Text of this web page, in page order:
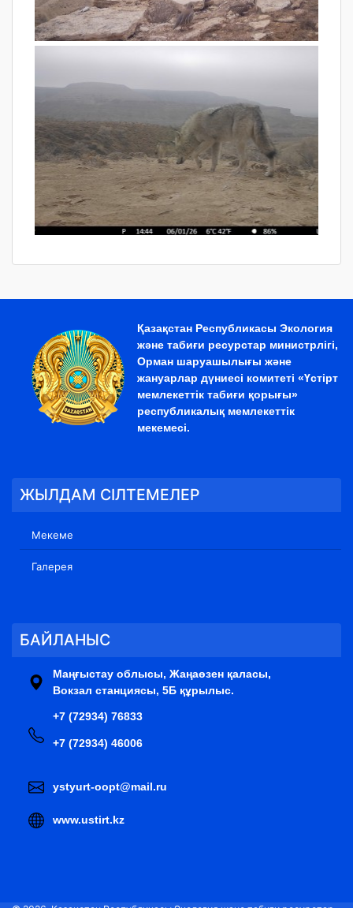
Қазақстан Республикасы Экология
және табиғи ресурстар министрлігі,
Орман шаруашылығы және
жануарлар дүниесі комитеті «Үстірт
мемлекеттік табиғи қорығы»
республикалық мемлекеттік
мекемесі.
ЖЫЛДАМ СІЛТЕМЕЛЕР
Мекеме
Галерея
БАЙЛАНЫС
Маңғыстау облысы, Жаңаөзен қаласы,
Вокзал станциясы, 5Б құрылыс.
+7 (72934) 76833
+7 (72934) 46006
ystyurt-oopt@mail.ru
www.ustirt.kz